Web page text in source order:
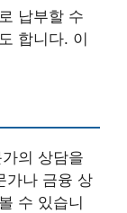
납부할 수
합니다. 이
의 상담을
가나 금융 상
수 있습니